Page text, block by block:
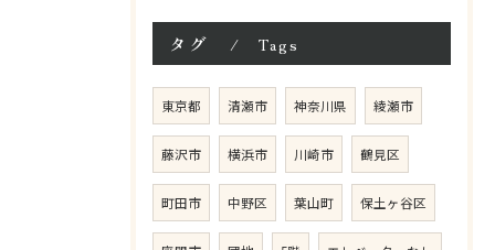
タグ Tags
東京都 清瀬市 神奈川県 綾瀬市
藤沢市 横浜市 川崎市 鶴見区
町田市 中野区 葉山町 保土ヶ谷区